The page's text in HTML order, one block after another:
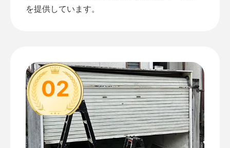
を提供しています。
02